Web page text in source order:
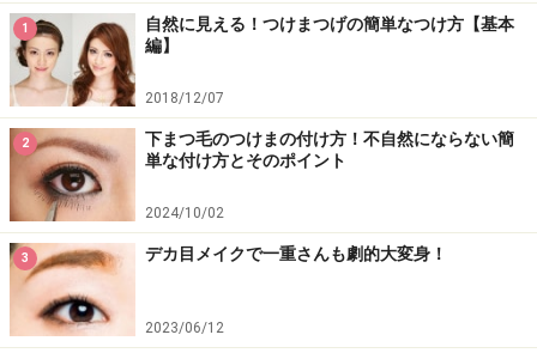
1
自然に見える！つけまつげの簡単なつけ方【基本
編】
2018/12/07
2
下まつ毛のつけまの付け方！不自然にならない簡
単な付け方とそのポイント
2024/10/02
3 デカ目メイクで一重さんも劇的大変身！
2023/06/12